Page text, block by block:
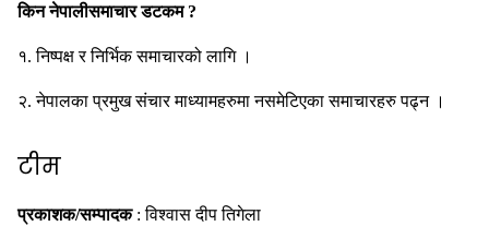
किन नेपालीसमाचार डटकम ?
१. निष्पक्ष र निर्भिक समाचारको लागि ।
२. नेपालका प्रमुख संचार माध्यामहरुमा नसमेटिएका समाचारहरु पढ्न ।
टीम
प्रकाशक/सम्पादक : विश्वास दीप तिगेला